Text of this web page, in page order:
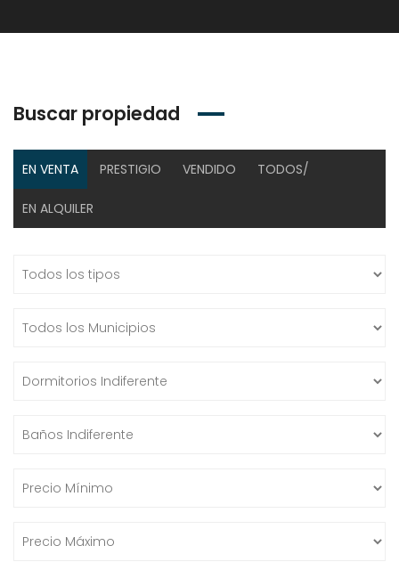
Buscar propiedad
EN VENTA PRESTIGIO VENDIDO TODOS/
EN ALQUILER